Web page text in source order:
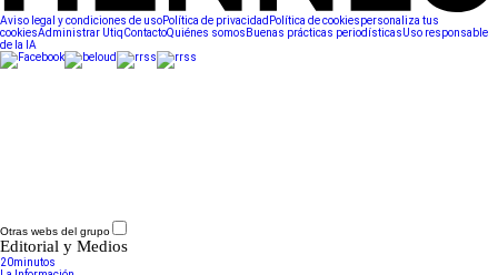
Aviso legal y condiciones de usoPolítica de privacidad Política de cookiespersonaliza tus
cookiesAdministrar UtiqContactoQuiénes somos Buenas prácticas periodísticasUso responsable
de la IA
Otras webs del grupo
Editorial y Medios
20minutos